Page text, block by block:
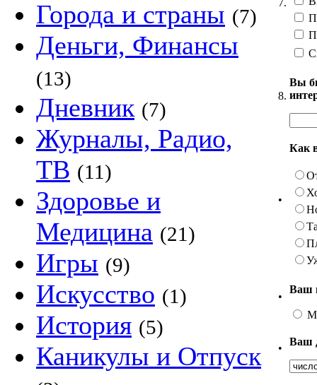
Города и страны (7)
Деньги, Финансы
(13)
Дневник (7)
Журналы, Радио,
ТВ (11)
Здоровье и
Медицина (21)
Игры (9)
Искусство (1)
История (5)
Каникулы и Отпуск
8.
Вы
•
Как
•
Ваш
•
Ваш